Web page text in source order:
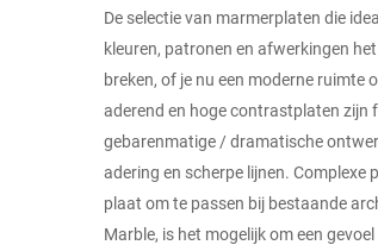
De selectie van marmerplaten die
kleuren, patronen en afwerkingen
breken, of je nu een moderne
aderend en hoge contrastplaten zijn
gebarenmatige / dramatische
adering en scherpe lijnen. Complexe
plaat om te passen bij bestaande
Marble, is het mogelijk om een